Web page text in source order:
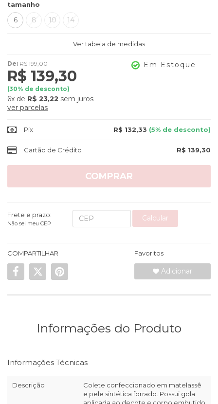
tamanho
6 8 10 14
Ver tabela de medidas
De: R$ 199,00
R$ 139,30
(30% de desconto)
6x de R$ 23,22 sem juros
ver parcelas
Em Estoque
Pix R$ 132,33 (5% de desconto)
Cartão de Crédito R$ 139,30
COMPRAR
Frete e prazo:
Não sei meu CEP
Calcular
COMPARTILHAR Favoritos
Adicionar
Informações do Produto
Informações Técnicas
Descrição
Colete confeccionado em matelassê
e pele sintética forrado. Possui gola